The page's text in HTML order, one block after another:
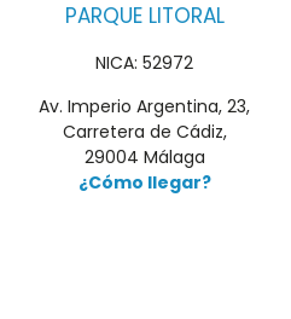
PARQUE LITORAL
NICA: 52972
Av. Imperio Argentina, 23,
Carretera de Cádiz,
29004 Málaga
¿Cómo llegar?